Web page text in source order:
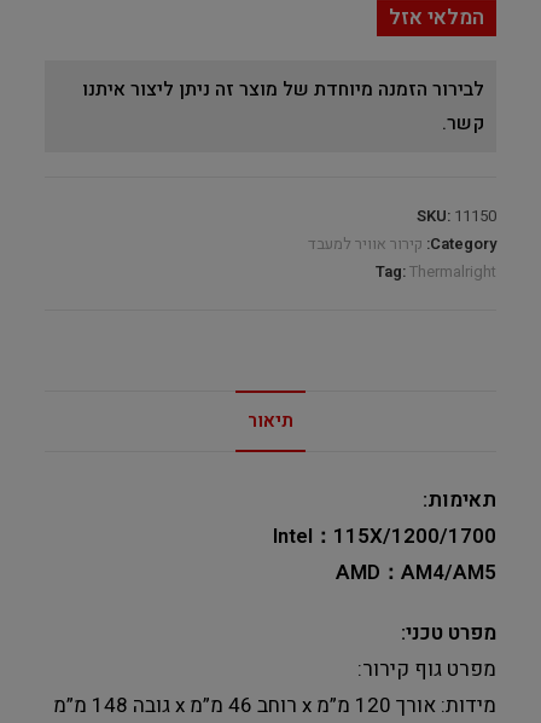
המלאי אזל
לבירור הזמנה מיוחדת של מוצר זה ניתן ליצור איתנו
קשר.
SKU: 11150
Category: קירור אוויר למעבד
Tag:Thermalright
תיאור
תאימות:
Intel：115X/1200/1700
AMD：AM4/AM5
מפרט טכני:
מפרט גוף קירור:
מידות: אורך 120 מ”מ x רוחב 46 מ”מ x גובה 148 מ”מ